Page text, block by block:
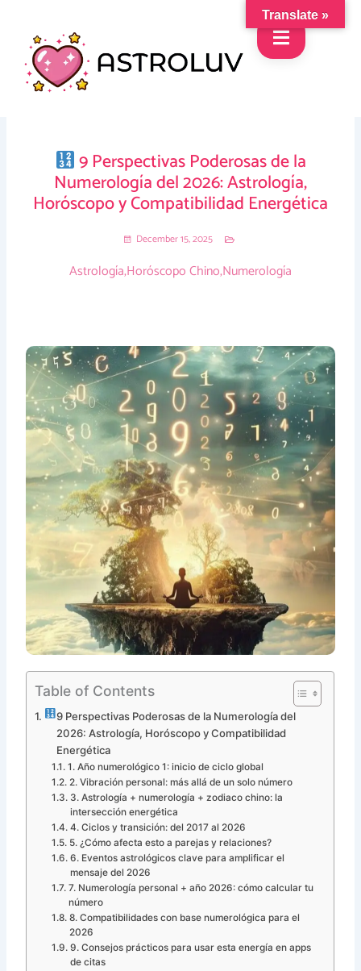
content
9 Perspectivas Poderosas de la
Numerología del 2026: Astrología,
Horóscopo y Compatibilidad Energética
December 15, 2025
Astrología,Horóscopo Chino,Numerología
Table of Contents
9 Perspectivas Poderosas de la Numerología del
2026: Astrología, Horóscopo y Compatibilidad
Energética
1. Año numerológico 1: inicio de ciclo global
2. Vibración personal: más allá de un solo número
3. Astrología + numerología + zodiaco chino: la
intersección energética
4. Ciclos y transición: del 2017 al 2026
5. ¿Cómo afecta esto a parejas y relaciones?
6. Eventos astrológicos clave para amplificar el
mensaje del 2026
7. Numerología personal + año 2026: cómo calcular tu
número
8. Compatibilidades con base numerológica para el
2026
9. Consejos prácticos para usar esta energía en apps
de citas
Translate »